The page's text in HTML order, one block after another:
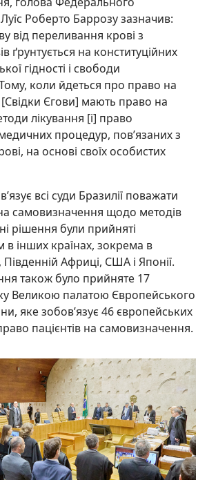
Роберто Баррозу зазначив:
від переливання крові з
ґрунтується на конституційних
гідності і свободи
коли йдеться про право на
[Свідки Єгови] мають право на
лікування [і] право
процедур, пов’язаних з
на основі своїх особистих
всі суди Бразилії поважати
самовизначення щодо методів
рішення були прийняті
інших країнах, зокрема в
Південній Африці, США і Японії.
також було прийняте 17
Великою палатою Європейського
яке зобов’язує 46 європейських
пацієнтів на самовизначення.